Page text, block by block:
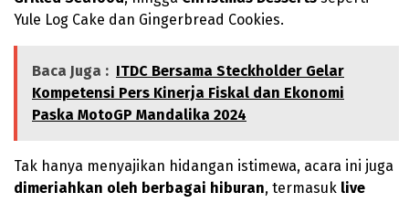
Yule Log Cake dan Gingerbread Cookies.
Baca Juga : ITDC Bersama Steckholder Gelar
Kompetensi Pers Kinerja Fiskal dan Ekonomi
Paska MotoGP Mandalika 2024
Tak hanya menyajikan hidangan istimewa, acara ini juga
dimeriahkan oleh berbagai hiburan, termasuk live